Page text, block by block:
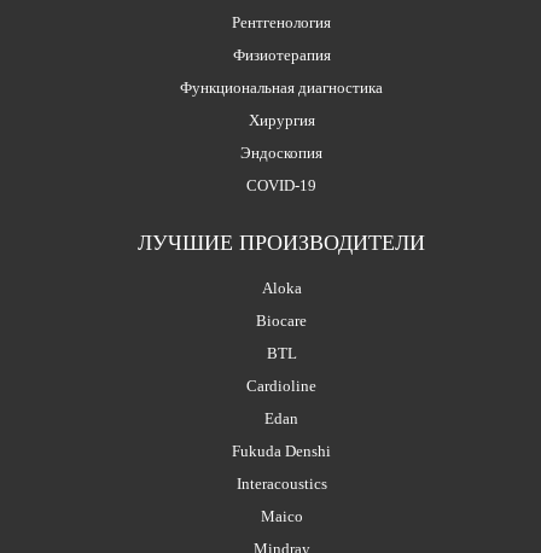
Рентгенология
Физиотерапия
Функциональная диагностика
Хирургия
Эндоскопия
COVID-19
ЛУЧШИЕ ПРОИЗВОДИТЕЛИ
Aloka
Biocare
BTL
Cardioline
Edan
Fukuda Denshi
Interacoustics
Maico
Mindray